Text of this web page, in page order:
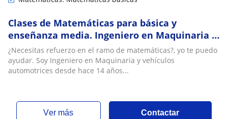
Clases de Matemáticas para básica y
enseñanza media. Ingeniero en Maquinaria y
vehículos automotrices
¿Necesitas refuerzo en el ramo de matemáticas?, yo te puedo
ayudar. Soy Ingeniero en Maquinaria y vehículos
automotrices desde hace 14 años...
ver más Contactar